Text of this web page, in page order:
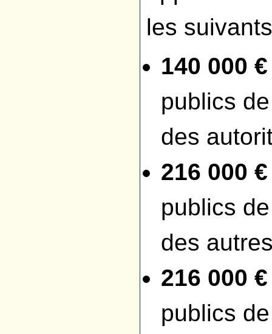
les
140 000
publics
des
216 000
publics
des
216 000
publics